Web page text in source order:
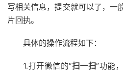
写相关信息，提交就可以了，一
片回执。
具体的操作流程如下：
1.打开微信的“扫一扫”功能